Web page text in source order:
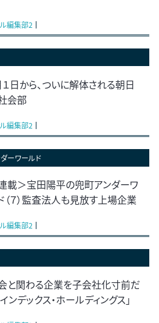
編集部2
１日から、ついに解体される朝日
会部
編集部2
ーワールド
載＞宝田陽平の兜町アンダーワ
（７）監査法人も見放す上場企業
編集部2
と関わる企業を子会社化寸前だ
ンデックス・ホールディングス」